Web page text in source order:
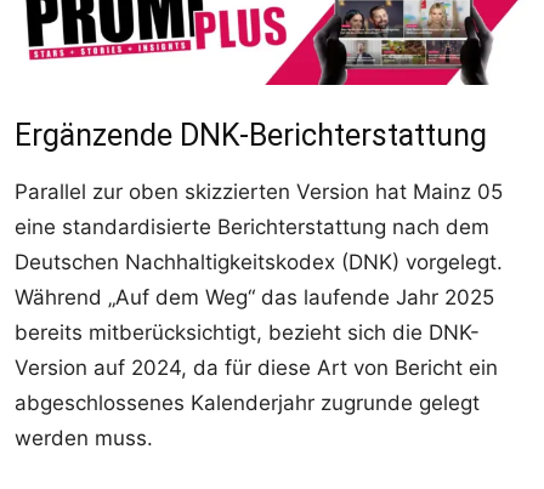
Ergänzende DNK-Berichterstattung
Parallel zur oben skizzierten Version hat Mainz 05
eine standardisierte Berichterstattung nach dem
Deutschen Nachhaltigkeitskodex (DNK) vorgelegt.
Während „Auf dem Weg“ das laufende Jahr 2025
bereits mitberücksichtigt, bezieht sich die DNK-
Version auf 2024, da für diese Art von Bericht ein
abgeschlossenes Kalenderjahr zugrunde gelegt
werden muss.